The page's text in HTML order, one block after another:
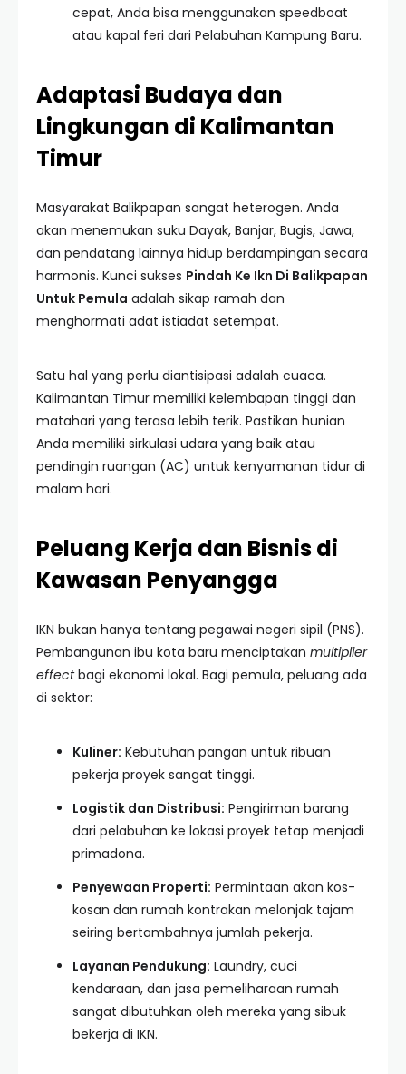
cepat, Anda bisa menggunakan speedboat
atau kapal feri dari Pelabuhan Kampung Baru.
Adaptasi Budaya dan
Lingkungan di Kalimantan
Timur
Masyarakat Balikpapan sangat heterogen. Anda
akan menemukan suku Dayak, Banjar, Bugis, Jawa,
dan pendatang lainnya hidup berdampingan secara
harmonis. Kunci sukses Pindah Ke Ikn Di Balikpapan
Untuk Pemula adalah sikap ramah dan
menghormati adat istiadat setempat.
Satu hal yang perlu diantisipasi adalah cuaca.
Kalimantan Timur memiliki kelembapan tinggi dan
matahari yang terasa lebih terik. Pastikan hunian
Anda memiliki sirkulasi udara yang baik atau
pendingin ruangan (AC) untuk kenyamanan tidur di
malam hari.
Peluang Kerja dan Bisnis di
Kawasan Penyangga
IKN bukan hanya tentang pegawai negeri sipil (PNS).
Pembangunan ibu kota baru menciptakan multiplier
effectbagi ekonomi lokal. Bagi pemula, peluang ada
di sektor:
Kuliner: Kebutuhan pangan untuk ribuan
pekerja proyek sangat tinggi.
Logistik dan Distribusi: Pengiriman barang
dari pelabuhan ke lokasi proyek tetap menjadi
primadona.
Penyewaan Properti: Permintaan akan kos-
kosan dan rumah kontrakan melonjak tajam
seiring bertambahnya jumlah pekerja.
Layanan Pendukung: Laundry, cuci
kendaraan, dan jasa pemeliharaan rumah
sangat dibutuhkan oleh mereka yang sibuk
bekerja di IKN.